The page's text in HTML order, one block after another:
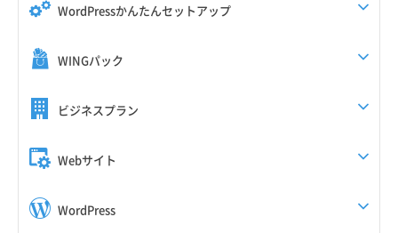
WordPressかんたんセットアップ
WINGパック
ビジネスプラン
Webサイト
WordPress